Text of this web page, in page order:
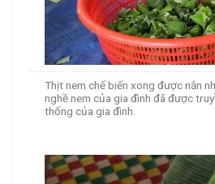
Thịt nem chế biến xong được nắn
nghề nem của gia đình đã được
thống của gia đình.